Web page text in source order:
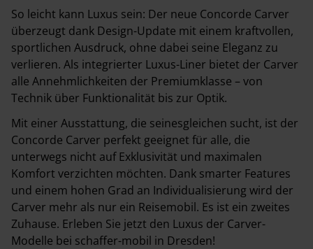
So leicht kann Luxus sein: Der neue Concorde Carver
überzeugt dank Design-Update mit einem kraftvollen,
sportlichen Ausdruck, ohne dabei seine Eleganz zu
verlieren. Als integrierter Luxus-Liner bietet der Carver
alle Annehmlichkeiten der Premiumklasse – von
Technik über Funktionalität bis zur Optik.
Mit einer Ausstattung, die seinesgleichen sucht, ist der
Concorde Carver perfekt geeignet für alle, die
unterwegs nicht auf Exklusivität und maximalen
Komfort verzichten möchten. Dank smarter Features
und einem hohen Grad an Individualisierung wird der
Carver mehr als nur ein Reisemobil. Es ist ein zweites
Zuhause. Erleben Sie jetzt den Luxus der Carver-
Modelle bei schaffer-mobil in Dresden!